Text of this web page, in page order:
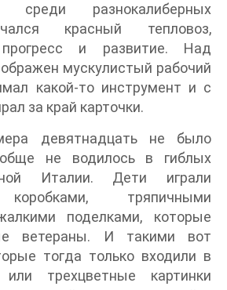
среди разнокалиберных
красный тепловоз,
прогресс и развитие. Над
мускулистый рабочий
какой-то инструмент и с
за край карточки.
девятнадцать не было
не водилось в гиблых
Италии. Дети играли
тряпичными
поделками, которые
ветераны. И такими вот
тогда только входили в
трехцветные картинки